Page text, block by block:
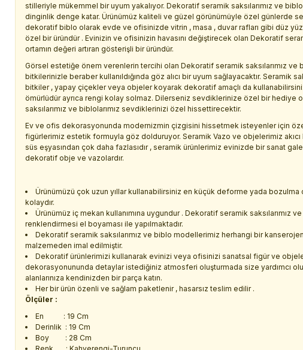
stilleriyle mükemmel bir uyum yakalıyor. Dekoratif seramik saksılarımız ve
dinginlik denge katar. Ürünümüz kaliteli ve güzel görünümüyle özel günlerde
dekoratif biblo olarak evde ve ofisinizde vitrin , masa , duvar rafları gibi düz
özel bir üründür . Evinizin ve ofisinizin havasını değiştirecek olan Dekoratif
ortamın değeri artıran gösterişli bir üründür.
Görsel estetiğe önem verenlerin tercihi olan Dekoratif seramik saksılarımız ve
bitkilerinizle beraber kullanıldığında göz alıcı bir uyum sağlayacaktır. Seramik
bitkiler , yapay çiçekler veya objeler koyarak dekoratif amaçlı da
ömürlüdür ayrıca rengi kolay solmaz. Dilerseniz sevdiklerinize özel bir hediye
saksılarımız ve biblolarımız sevdiklerinizi özel hissettirecektir.
Ev ve ofis dekorasyonunda modernizmin çizgisini hissetmek isteyenler için
figürlerimiz estetik formuyla göz dolduruyor. Seramik Vazo ve objelerimiz akıcı
süs eşyasından çok daha fazlasıdır , seramik ürünlerimiz evinizde bir sanat
dekoratif obje ve vazolardır.
Ürünümüzü çok uzun yıllar kullanabilirsiniz en küçük deforme yada
kolaydır.
Ürünümüz iç mekan kullanımına uygundur . Dekoratif seramik saksılarımız
renklendirmesi el boyaması ile yapılmaktadır.
Dekoratif seramik saksılarımız ve biblo modellerimiz herhangi bir
malzemeden imal edilmiştir.
Dekoratif ürünlerimizi kullanarak evinizi veya ofisinizi sanatsal figür ve
dekorasyonununda detaylar istediğiniz atmosferi oluşturmada size yardımcı
alanlarınıza kendinizden bir parça katın.
Her bir ürün özenli ve sağlam paketlenir , hasarsız teslim edilir .
Ölçüler :
En : 19 Cm
Derinlik : 19 Cm
Boy : 28 Cm